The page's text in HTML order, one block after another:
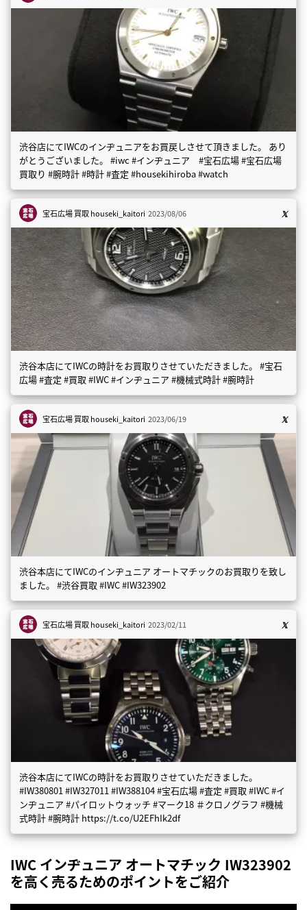
渋谷店にてIWCのインヂュニアをお買戻しさせて頂きました。 あり
がとうございました。 #iwc #インヂュニア #宝石広場 #宝石広場
買取り #腕時計 #時計 #査定 #housekihiroba #watch
宝石広場 買取houseki_kaitori 2023/08/06
渋谷本店にてIWCの時計をお買取りさせていただきました。 #宝石
広場 #査定 #買取 #IWC #インヂュニア #機械式時計 #腕時計
宝石広場 買取houseki_kaitori 2023/06/19
渋谷本店にてIWCのインヂュニア オートマチックのお買取りを致し
ました。 #渋谷買取 #IWC #IW323902
宝石広場 買取houseki_kaitori 2023/02/11
渋谷本店にてIWCの時計をお買取りさせていただきました。
#IW380801 #IW327011 #IW388104 #宝石広場 #査定 #買取 #IWC #イ
ンヂュニア #パイロットウォッチ #マーク18 ＃クロノグラフ #機械
式時計 #腕時計 https://t.co/U2EFhIk2df
IWC インヂュニア オートマチック IW323902
を高く売るためのポイントをご紹介